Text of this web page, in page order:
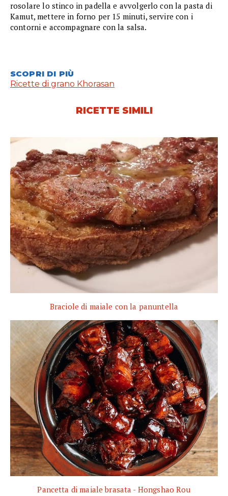
rosolare lo stinco in padella e avvolgerlo con la pasta di
Kamut, mettere in forno per 15 minuti, servire con i
contorni e accompagnare con la salsa.
SCOPRI DI PIÙ
Ricette di grano Khorasan
RICETTE SIMILI
Braciole di maiale con la panuntella
Pancetta di maiale brasata - Hongshao Rou